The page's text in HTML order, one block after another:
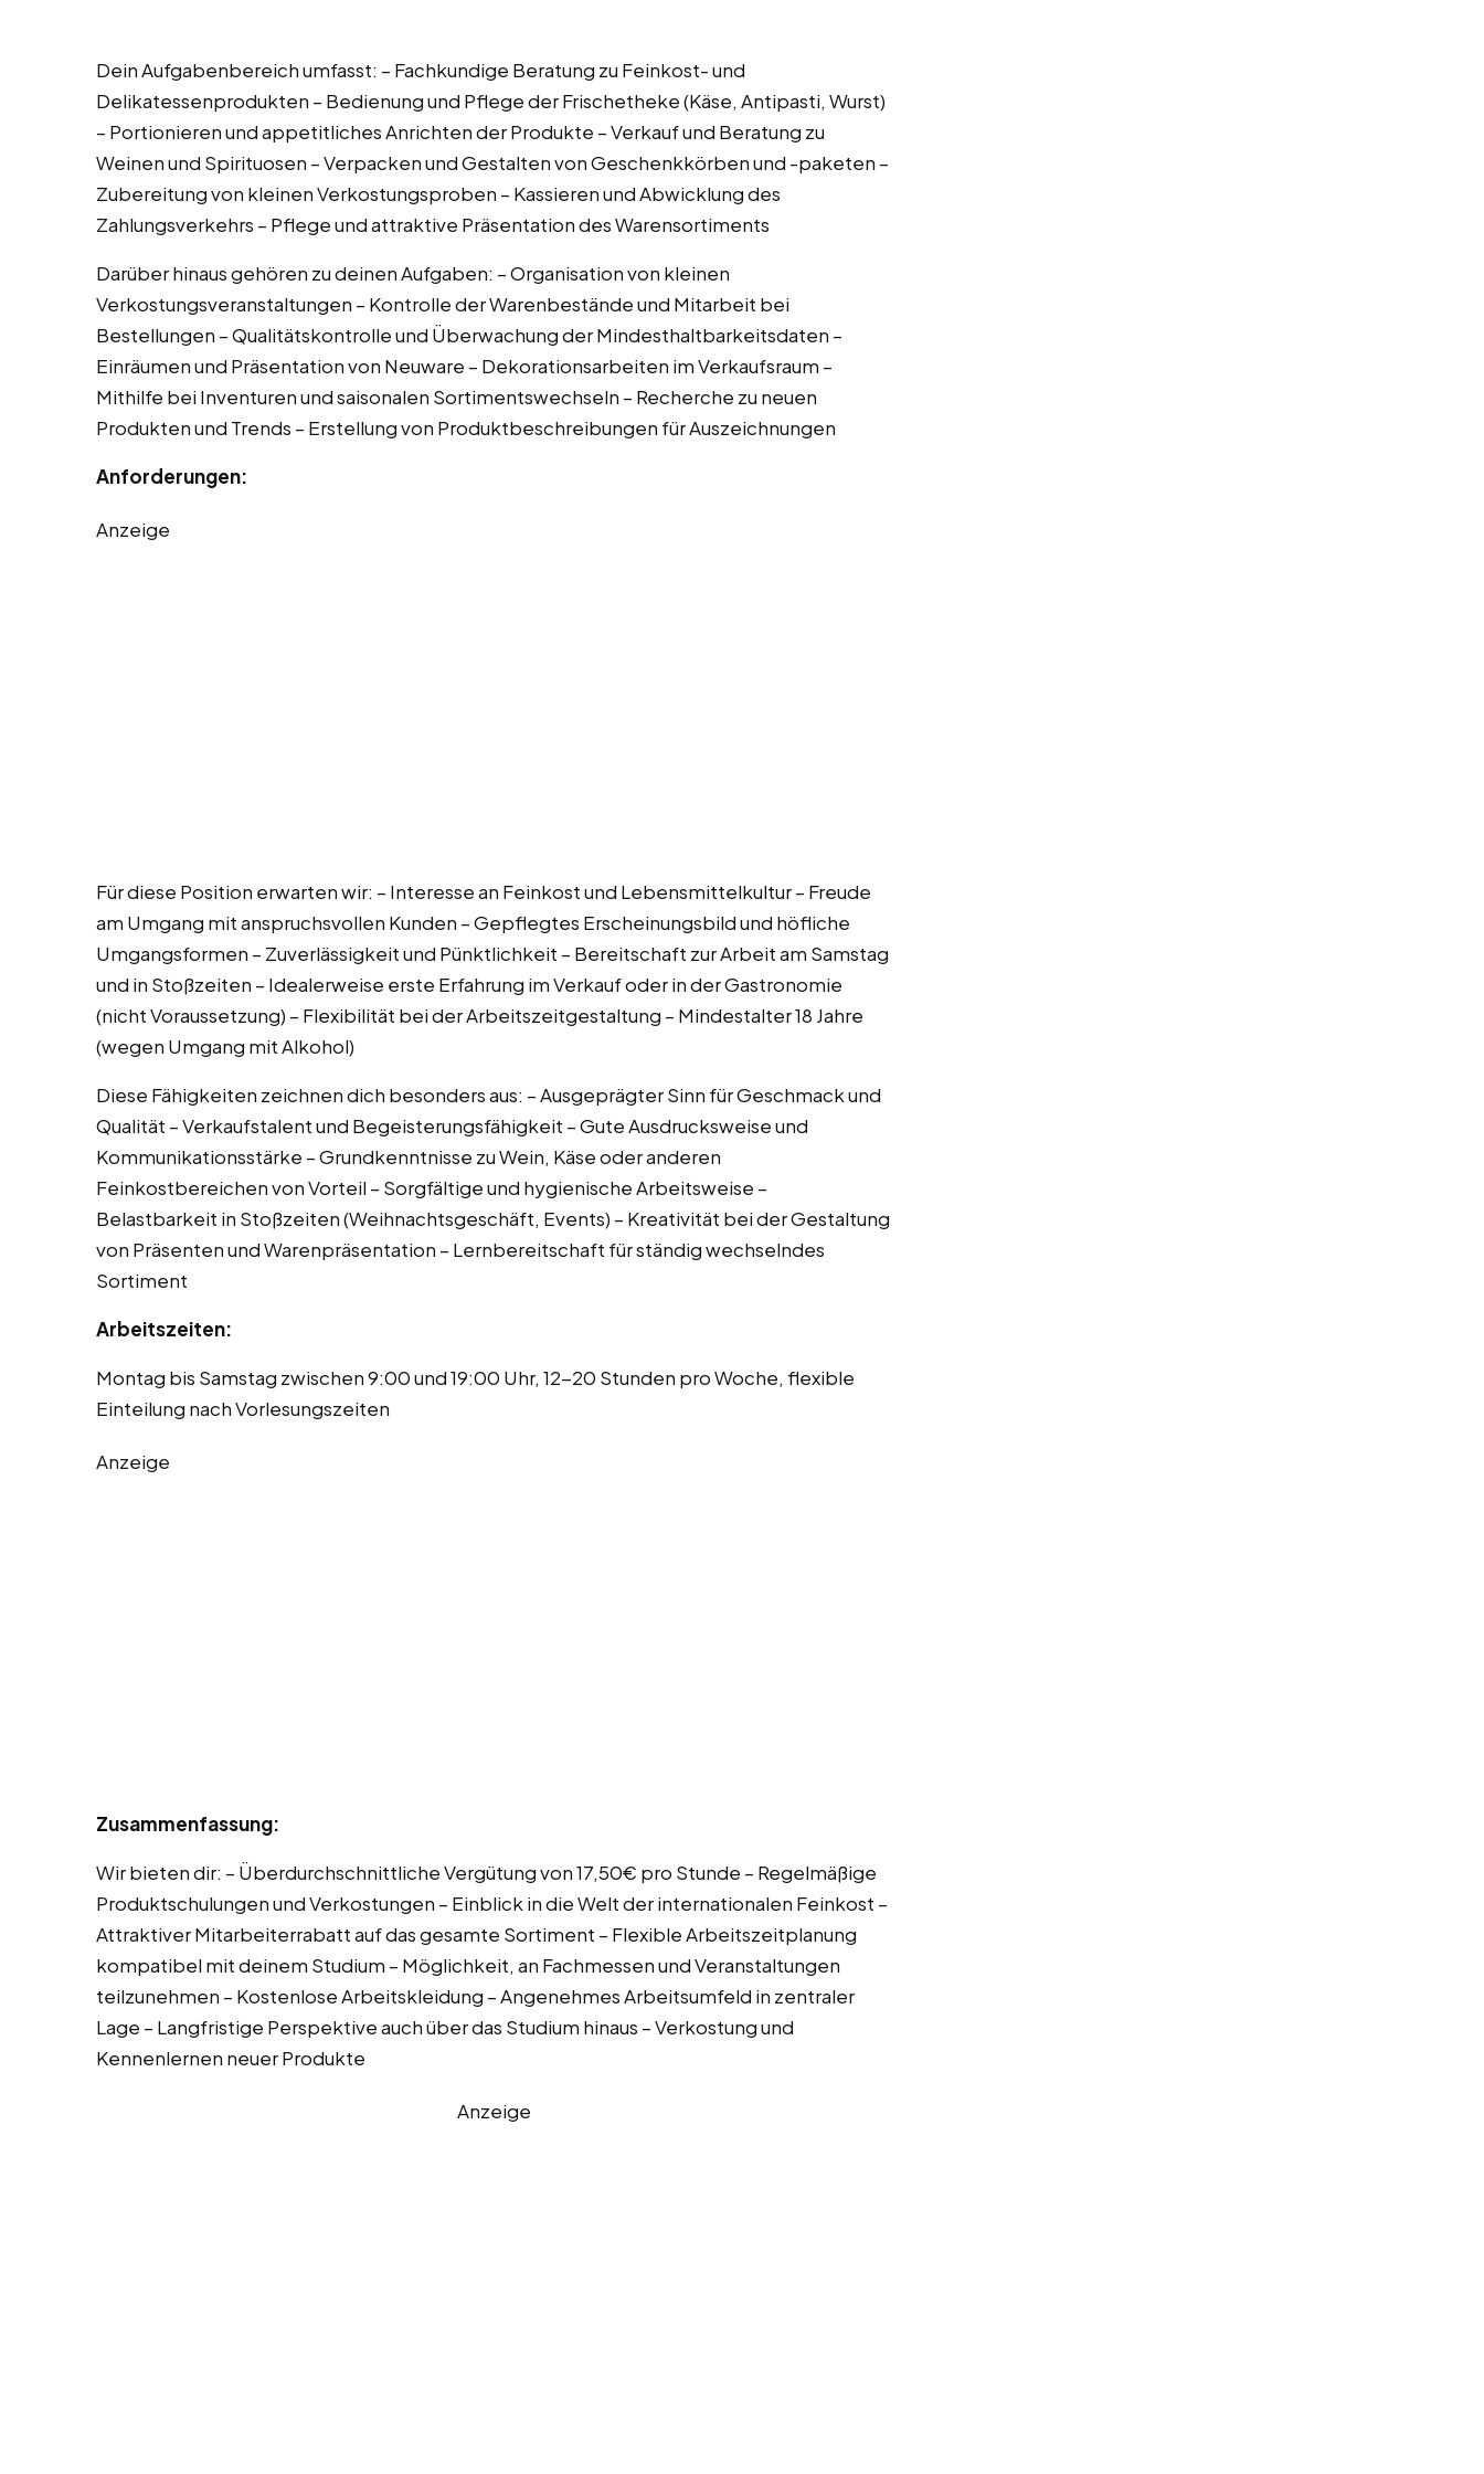
Dein Aufgabenbereich umfasst: – Fachkundige Beratung zu Feinkost- und
Delikatessenprodukten – Bedienung und Pflege der Frischetheke (Käse, Antipasti, Wurst)
– Portionieren und appetitliches Anrichten der Produkte – Verkauf und Beratung zu
Weinen und Spirituosen – Verpacken und Gestalten von Geschenkkörben und -paketen –
Zubereitung von kleinen Verkostungsproben – Kassieren und Abwicklung des
Zahlungsverkehrs – Pflege und attraktive Präsentation des Warensortiments
Darüber hinaus gehören zu deinen Aufgaben: – Organisation von kleinen
Verkostungsveranstaltungen – Kontrolle der Warenbestände und Mitarbeit bei
Bestellungen – Qualitätskontrolle und Überwachung der Mindesthaltbarkeitsdaten –
Einräumen und Präsentation von Neuware – Dekorationsarbeiten im Verkaufsraum –
Mithilfe bei Inventuren und saisonalen Sortimentswechseln – Recherche zu neuen
Produkten und Trends – Erstellung von Produktbeschreibungen für Auszeichnungen
Anforderungen:
Anzeige
Für diese Position erwarten wir: – Interesse an Feinkost und Lebensmittelkultur – Freude
am Umgang mit anspruchsvollen Kunden – Gepflegtes Erscheinungsbild und höfliche
Umgangsformen – Zuverlässigkeit und Pünktlichkeit – Bereitschaft zur Arbeit am Samstag
und in Stoßzeiten – Idealerweise erste Erfahrung im Verkauf oder in der Gastronomie
(nicht Voraussetzung) – Flexibilität bei der Arbeitszeitgestaltung – Mindestalter 18 Jahre
(wegen Umgang mit Alkohol)
Diese Fähigkeiten zeichnen dich besonders aus: – Ausgeprägter Sinn für Geschmack und
Qualität – Verkaufstalent und Begeisterungsfähigkeit – Gute Ausdrucksweise und
Kommunikationsstärke – Grundkenntnisse zu Wein, Käse oder anderen
Feinkostbereichen von Vorteil – Sorgfältige und hygienische Arbeitsweise –
Belastbarkeit in Stoßzeiten (Weihnachtsgeschäft, Events) – Kreativität bei der Gestaltung
von Präsenten und Warenpräsentation – Lernbereitschaft für ständig wechselndes
Sortiment
Arbeitszeiten:
Montag bis Samstag zwischen 9:00 und 19:00 Uhr, 12-20 Stunden pro Woche, flexible
Einteilung nach Vorlesungszeiten
Anzeige
Zusammenfassung:
Wir bieten dir: – Überdurchschnittliche Vergütung von 17,50€ pro Stunde – Regelmäßige
Produktschulungen und Verkostungen – Einblick in die Welt der internationalen Feinkost –
Attraktiver Mitarbeiterrabatt auf das gesamte Sortiment – Flexible Arbeitszeitplanung
kompatibel mit deinem Studium – Möglichkeit, an Fachmessen und Veranstaltungen
teilzunehmen – Kostenlose Arbeitskleidung – Angenehmes Arbeitsumfeld in zentraler
Lage – Langfristige Perspektive auch über das Studium hinaus – Verkostung und
Kennenlernen neuer Produkte
Anzeige